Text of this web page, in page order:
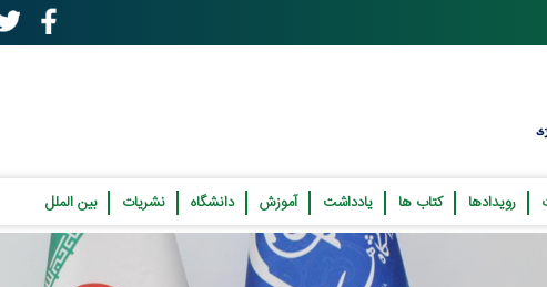
رویدادها کتاب ها یادداشت آموزش دانشگاه نشریات بین الملل